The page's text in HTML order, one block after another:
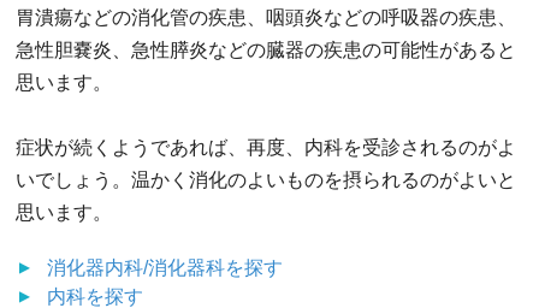
胃潰瘍などの消化管の疾患、咽頭炎などの呼吸器の疾患、
急性胆嚢炎、急性膵炎などの臓器の疾患の可能性があると
思います。
症状が続くようであれば、再度、内科を受診されるのがよ
いでしょう。温かく消化のよいものを摂られるのがよいと
思います。
消化器内科/消化器科を探す
内科を探す